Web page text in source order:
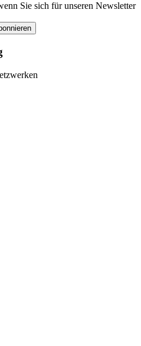
Sie sich für unseren Newsletter